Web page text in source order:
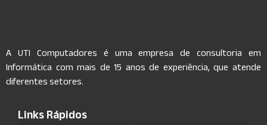
A UTI Computadores é uma empresa de consultoria em
Informática com mais de 15 anos de experiência, que atende
diferentes setores.
Links Rápidos